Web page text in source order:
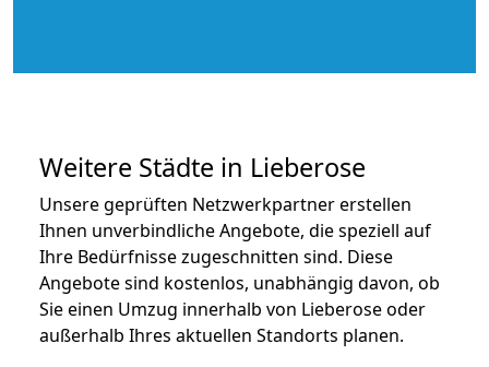
Weitere Städte in Lieberose
Unsere geprüften Netzwerkpartner erstellen
Ihnen unverbindliche Angebote, die speziell auf
Ihre Bedürfnisse zugeschnitten sind. Diese
Angebote sind kostenlos, unabhängig davon, ob
Sie einen Umzug innerhalb von Lieberose oder
außerhalb Ihres aktuellen Standorts planen.